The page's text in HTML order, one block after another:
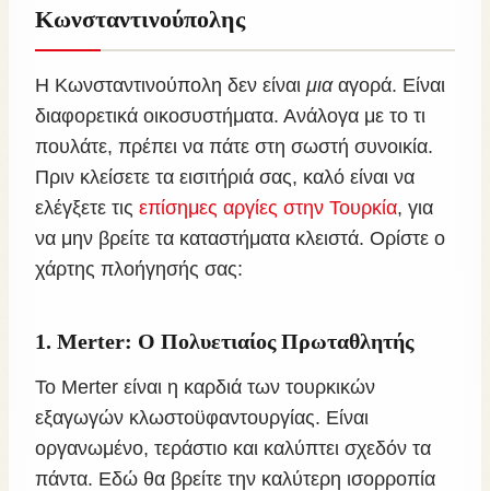
Κωνσταντινούπολης
Η Κωνσταντινούπολη δεν είναι μιααγορά. Είναι
διαφορετικά οικοσυστήματα. Ανάλογα με το τι
πουλάτε, πρέπει να πάτε στη σωστή συνοικία.
Πριν κλείσετε τα εισιτήριά σας, καλό είναι να
ελέγξετε τις επίσημες αργίες στην Τουρκία, για
να μην βρείτε τα καταστήματα κλειστά. Ορίστε ο
χάρτης πλοήγησής σας:
1. Merter: Ο Πολυετιαίος Πρωταθλητής
Το Merter είναι η καρδιά των τουρκικών
εξαγωγών κλωστοϋφαντουργίας. Είναι
οργανωμένο, τεράστιο και καλύπτει σχεδόν τα
πάντα. Εδώ θα βρείτε την καλύτερη ισορροπία